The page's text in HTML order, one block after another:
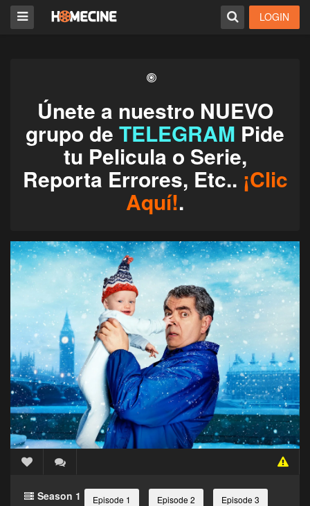
LOGIN
Únete a nuestro NUEVO
grupo de TELEGRAM Pide
tu Pelicula o Serie,
Reporta Errores, Etc.. ¡Clic
Aquí!.
Season 1 Episode 1 Episode 2 Episode 3